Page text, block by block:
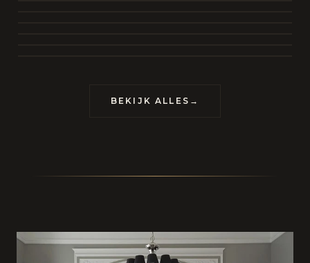
BEKIJK ALLES →